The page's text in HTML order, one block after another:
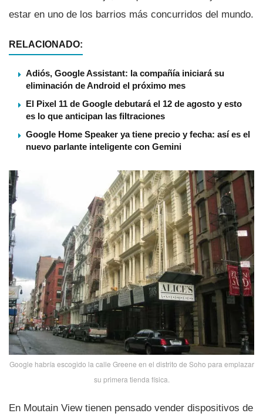
estar en uno de los barrios más concurridos del mundo.
RELACIONADO:
Adiós, Google Assistant: la compañía iniciará su
eliminación de Android el próximo mes
El Pixel 11 de Google debutará el 12 de agosto y esto
es lo que anticipan las filtraciones
Google Home Speaker ya tiene precio y fecha: así es el
nuevo parlante inteligente con Gemini
Google habrí­a escogido la calle Greene en el distrito de Soho para emplazar
su primera tienda fí­sica.
En Moutain View tienen pensado vender dispositivos de